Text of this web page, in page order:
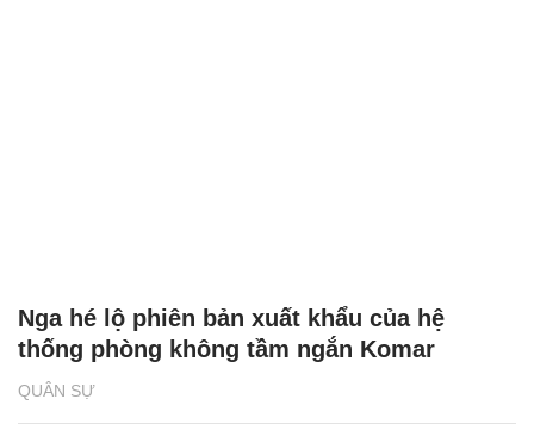
QUÂN SỰ
Nga hé lộ phiên bản xuất khẩu của hệ
thống phòng không tầm ngắn Komar